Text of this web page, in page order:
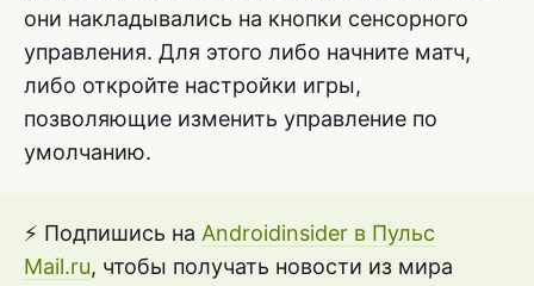
они накладывались на кнопки сенсорного
управления. Для этого либо начните матч,
либо откройте настройки игры,
позволяющие изменить управление по
умолчанию.
⚡ Подпишись на Androidinsider в Пульс
Mail.ru, чтобы получать новости из мира